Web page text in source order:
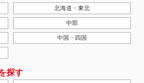
北海道・東北
中部
中国・四国
探す